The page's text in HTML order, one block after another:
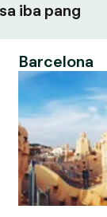
iba pang
Barcelona